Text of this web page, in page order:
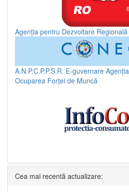
Agenția pentru Dezvoltare
A.N.P.C.P.P.S.R. E-guvernare
Ocuparea Forței de Muncă
Cea mai recentă actualizare: